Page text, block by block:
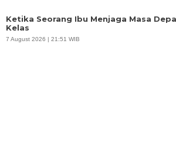
Ketika Seorang Ibu Menjaga Masa
Kelas
7 August 2026 | 21:51 WIB